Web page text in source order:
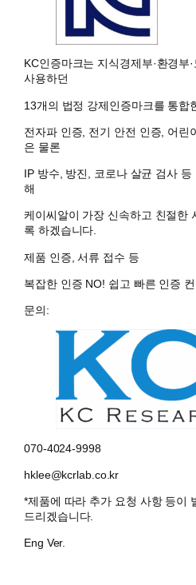
KC인증마크는 지식경제부·환경부
사용하던
13개의 법정 강제인증마크를 통합
전자파 인증, 전기 안전 인증, 어린
은 물론
IP 방수, 방진, 코로나 살균 검사
해
케이씨알이 가장 신속하고 친절한
록 하겠습니다.
제품 인증, 서류 접수 등
복잡한 인증 NO! 쉽고 빠른 인증
문의:
070-4024-9998
hklee@kcrlab.co.kr
*제품에 따라 추가 요청 사항 등이
드리겠습니다.
Eng Ver.